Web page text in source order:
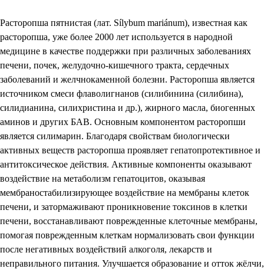
Расторопша пятнистая (лат. Sílybum mariánum), известная как
расторопша, уже более 2000 лет используется в народной
медицине в качестве поддержки при различных заболеваниях
печени, почек, желудочно-кишечного тракта, сердечных
заболеваний и желчнокаменной болезни. Расторопша является
источником смеси флаволигнанов (силибинина (силибина),
силидианина, силихристина и др.), жирного масла, биогенных
аминов и других БАВ. Основным компонентом расторопши
является силимарин. Благодаря свойствам биологически
активных веществ расторопша проявляет гепатопротективное и
антитоксическое действия. Активные компоненты оказывают
воздействие на метаболизм гепатоцитов, оказывая
мембраностабилизирующее воздействие на мембраны клеток
печени, и затормаживают проникновение токсинов в клетки
печени, восстанавливают поврежденные клеточные мембраны,
помогая поврежденным клеткам нормализовать свои функции
после негативных воздействий алкоголя, лекарств и
неправильного питания. Улучшается образование и отток жёлчи,